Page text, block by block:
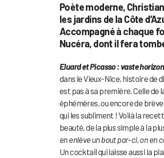
Poète moderne,
les jardins de la Côte
Accompagné à chaque
Nucéra, dont il fera
Eluard et Picasso : vaste horizon
dans le Vieux-Nice, histoire de
est pas à sa première. Celle de
éphémères, ou encore de
qui les subliment ! Voilà la
beauté, de la plus simple à la
en enlève un bout par-ci, on en
Un cocktail qui laisse aussi la